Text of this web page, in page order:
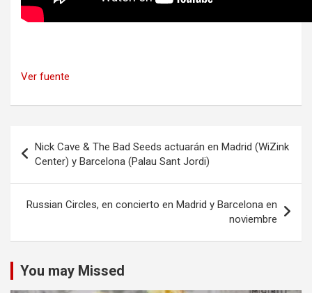
Ver fuente
de
entradas
Nick Cave & The Bad Seeds actuarán en Madrid (WiZink
Center) y Barcelona (Palau Sant Jordi)
Russian Circles, en concierto en Madrid y Barcelona en
noviembre
You may Missed